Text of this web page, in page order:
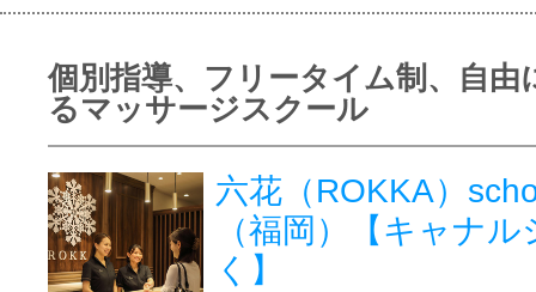
個別指導、フリータイム制、自由
るマッサージスクール
六花（ROKKA）
（福岡）【キャナ
く】